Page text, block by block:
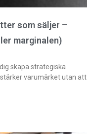
som säljer –
marginalen)
skapa strategiska
varumärket utan att